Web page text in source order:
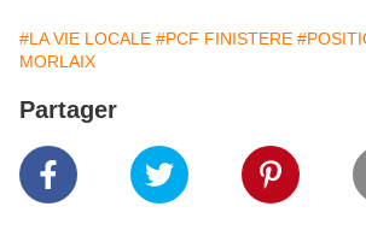
#LA VIE LOCALE #PCF FINISTERE
MORLAIX
Partager